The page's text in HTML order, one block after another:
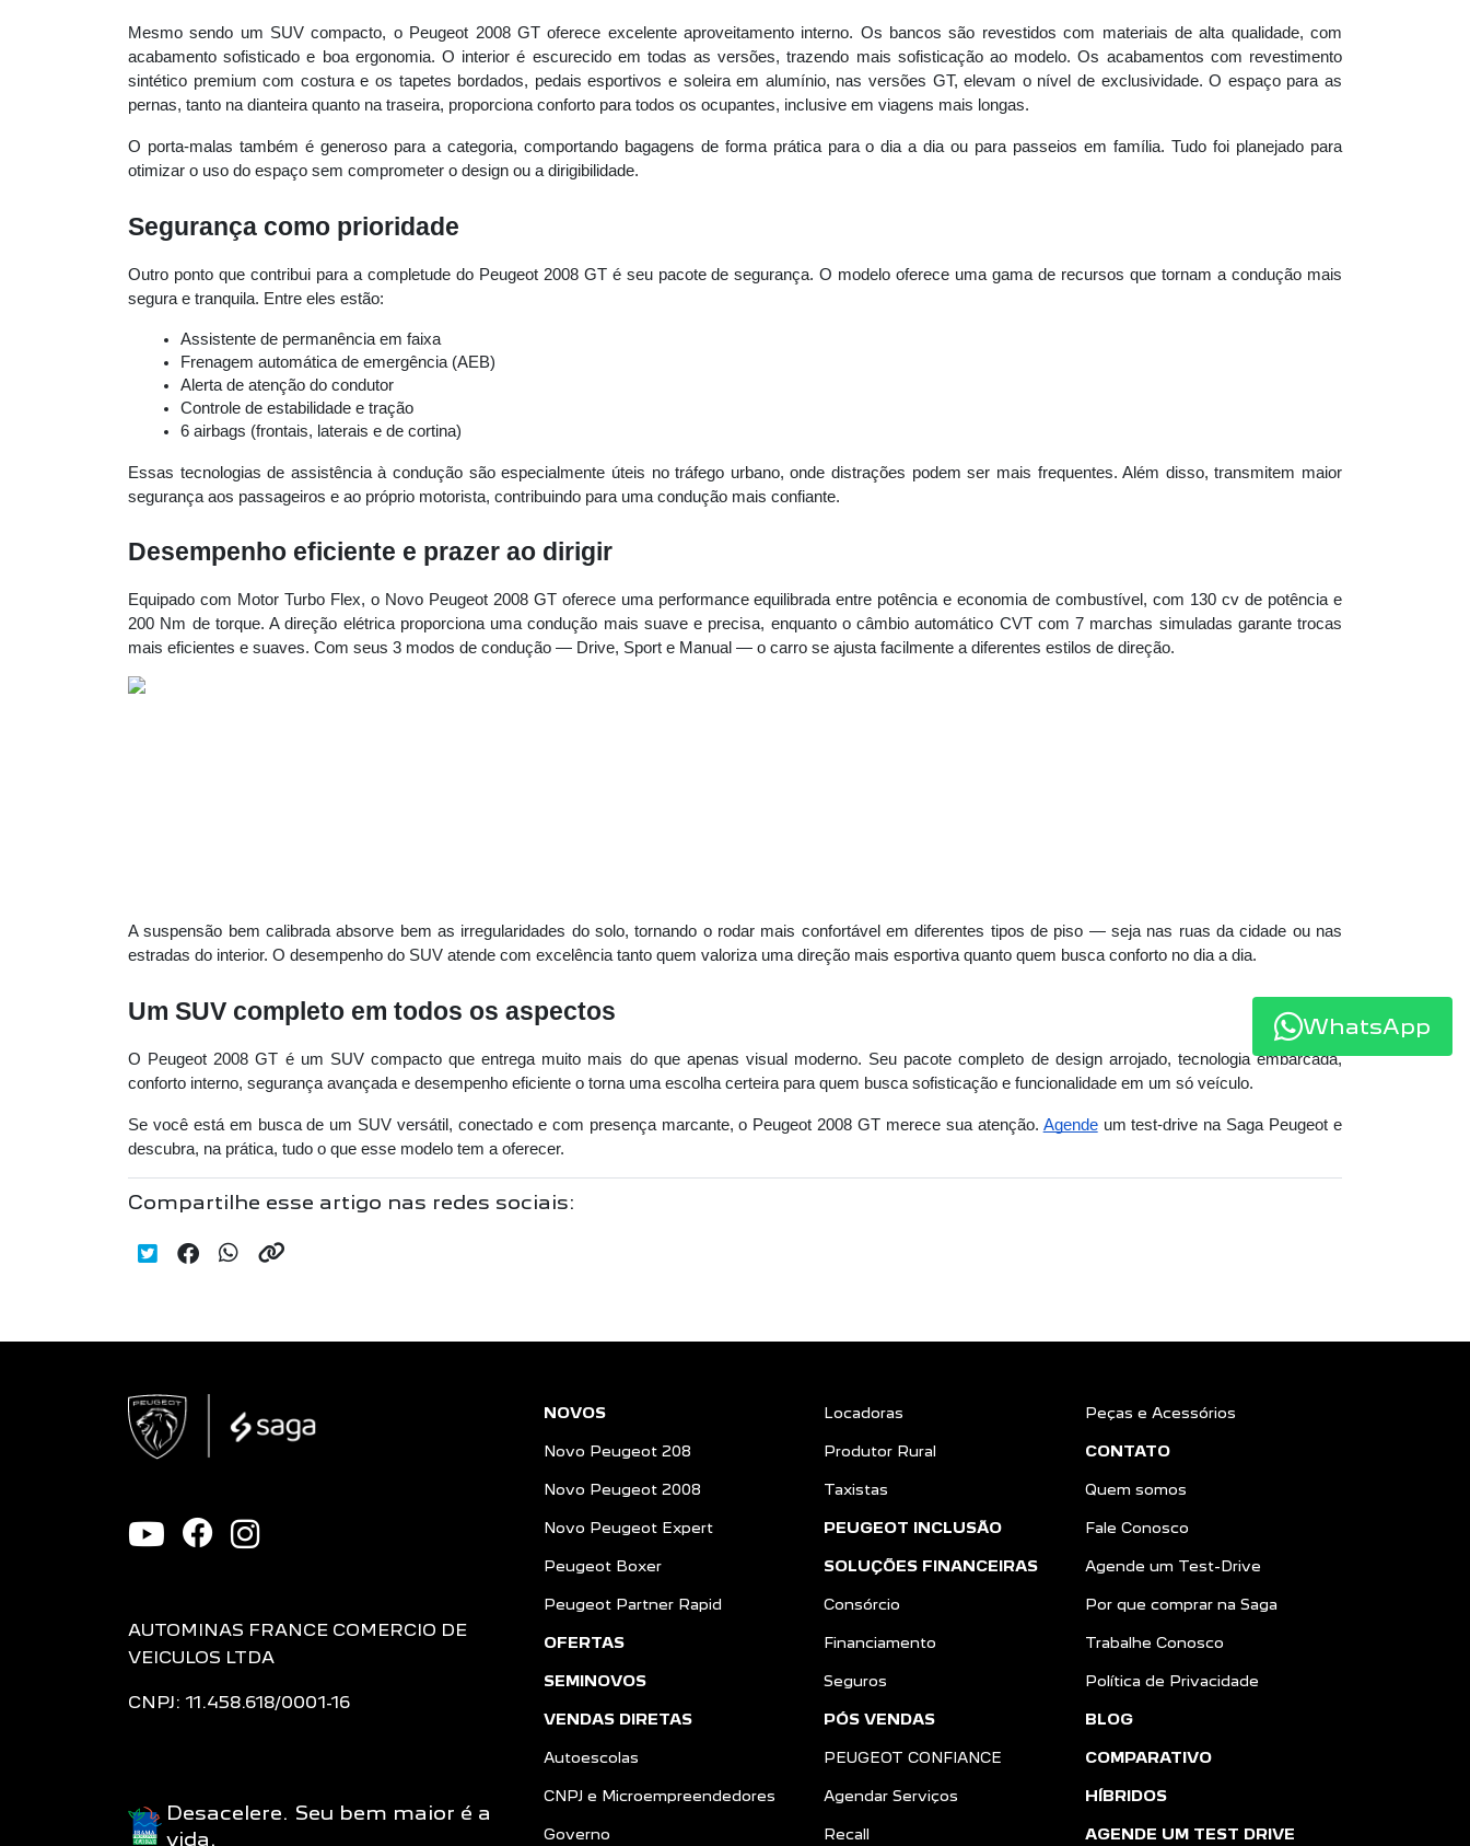
Mesmo sendo um SUV compacto, o Peugeot 2008 GT oferece excelente aproveitamento interno. Os bancos são revestidos com materiais de alta qualidade, com
acabamento sofisticado e boa ergonomia. O interior é escurecido em todas as versões, trazendo mais sofisticação ao modelo. Os acabamentos com revestimento
sintético premium com costura e os tapetes bordados, pedais esportivos e soleira em alumínio, nas versões GT, elevam o nível de exclusividade. O espaço para as
pernas, tanto na dianteira quanto na traseira, proporciona conforto para todos os ocupantes, inclusive em viagens mais longas.
O porta-malas também é generoso para a categoria, comportando bagagens de forma prática para o dia a dia ou para passeios em família. Tudo foi planejado para
otimizar o uso do espaço sem comprometer o design ou a dirigibilidade.
Segurança como prioridade
Outro ponto que contribui para a completude do Peugeot 2008 GT é seu pacote de segurança. O modelo oferece uma gama de recursos que tornam a condução mais
segura e tranquila. Entre eles estão:
Assistente de permanência em faixa
Frenagem automática de emergência (AEB)
Alerta de atenção do condutor
Controle de estabilidade e tração
6 airbags (frontais, laterais e de cortina)
Essas tecnologias de assistência à condução são especialmente úteis no tráfego urbano, onde distrações podem ser mais frequentes. Além disso, transmitem maior
segurança aos passageiros e ao próprio motorista, contribuindo para uma condução mais confiante.
Desempenho eficiente e prazer ao dirigir
Equipado com Motor Turbo Flex, o Novo Peugeot 2008 GT oferece uma performance equilibrada entre potência e economia de combustível, com 130 cv de potência e
200 Nm de torque. A direção elétrica proporciona uma condução mais suave e precisa, enquanto o câmbio automático CVT com 7 marchas simuladas garante trocas
mais eficientes e suaves. Com seus 3 modos de condução — Drive, Sport e Manual — o carro se ajusta facilmente a diferentes estilos de direção.
A suspensão bem calibrada absorve bem as irregularidades do solo, tornando o rodar mais confortável em diferentes tipos de piso — seja nas ruas da cidade ou nas
estradas do interior. O desempenho do SUV atende com excelência tanto quem valoriza uma direção mais esportiva quanto quem busca conforto no dia a dia.
Um SUV completo em todos os aspectos
O Peugeot 2008 GT é um SUV compacto que entrega muito mais do que apenas visual moderno. Seu pacote completo de design arrojado, tecnologia embarcada,
conforto interno, segurança avançada e desempenho eficiente o torna uma escolha certeira para quem busca sofisticação e funcionalidade em um só veículo.
Se você está em busca de um SUV versátil, conectado e com presença marcante, o Peugeot 2008 GT merece sua atenção. Agendeum test-drive na Saga Peugeot e
descubra, na prática, tudo o que esse modelo tem a oferecer.
Compartilhe esse artigo nas redes sociais:
AUTOMINAS FRANCE COMERCIO DE
VEICULOS LTDA
CNPJ: 11.458.618/0001-16
Desacelere. Seu bem maior é a
vida.
NOVOS
Novo Peugeot 208
Novo Peugeot 2008
Novo Peugeot Expert
Peugeot Boxer
Peugeot Partner Rapid
OFERTAS
SEMINOVOS
VENDAS DIRETAS
Autoescolas
CNPJ e Microempreendedores
Governo
Locadoras
Produtor Rural
Taxistas
PEUGEOT INCLUSÃO
SOLUÇÕES FINANCEIRAS
Consórcio
Financiamento
Seguros
PÓS VENDAS
PEUGEOT CONFIANCE
Agendar Serviços
Recall
Peças e Acessórios
CONTATO
Quem somos
Fale Conosco
Agende um Test-Drive
Por que comprar na Saga
Trabalhe Conosco
Política de Privacidade
BLOG
COMPARATIVO
HÍBRIDOS
AGENDE UM TEST DRIVE
WhatsApp